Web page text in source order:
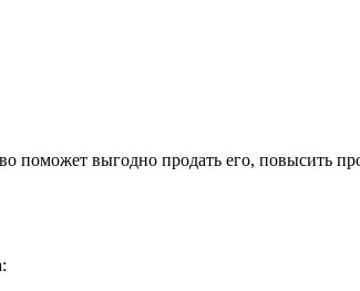
поможет выгодно продать его, повысить